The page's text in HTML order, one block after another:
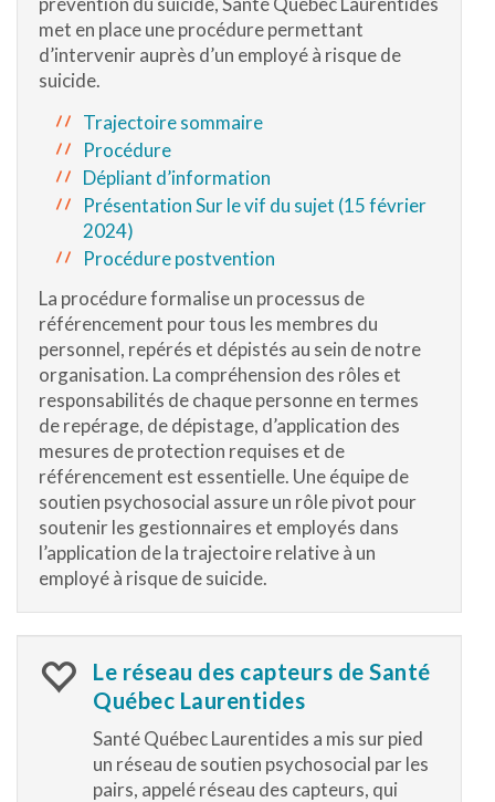
met en place une procédure permettant
d’intervenir auprès d’un employé à risque de
suicide.
Trajectoire sommaire
Procédure
Dépliant d’information
Présentation Sur le vif du sujet (15 février
2024)
Procédure postvention
La procédure formalise un processus de
référencement pour tous les membres du
personnel, repérés et dépistés au sein de notre
organisation. La compréhension des rôles et
responsabilités de chaque personne en termes
de repérage, de dépistage, d’application des
mesures de protection requises et de
référencement est essentielle. Une équipe de
soutien psychosocial assure un rôle pivot pour
soutenir les gestionnaires et employés dans
l’application de la trajectoire relative à un
employé à risque de suicide.
Le réseau des capteurs de Santé
Québec Laurentides
Santé Québec Laurentides a mis sur pied
un réseau de soutien psychosocial par les
pairs, appelé réseau des capteurs, qui